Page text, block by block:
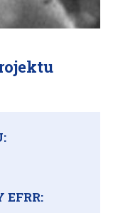
EFRR: